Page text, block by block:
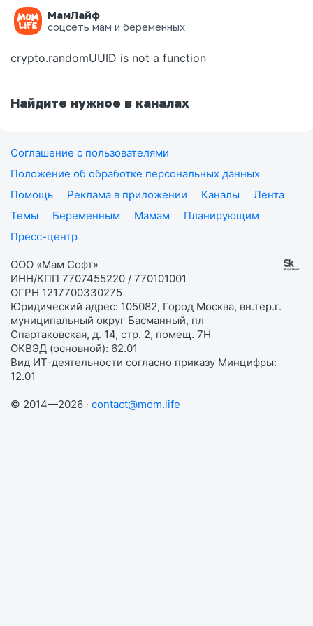
МамЛайф
соцсеть мам и беременных
Ошибка на странице
crypto.randomUUID is not a function
Найдите нужное в каналах
Соглашение с пользователями
Положение об обработке персональных данных
Помощь
Реклама в приложении Каналы
Лента
Темы
Беременным Мамам
Планирующим
Пресс-центр
ООО «Мам Софт»
ИНН/КПП 7707455220 / 770101001
ОГРН 1217700330275
Юридический адрес: 105082, Город Москва, вн.тер.г.
муниципальный округ Басманный, пл
Спартаковская, д. 14, стр. 2, помещ. 7Н
ОКВЭД (основной): 62.01
Вид ИТ-деятельности согласно приказу Минцифры:
12.01
© 2014—2026 · contact@mom.life